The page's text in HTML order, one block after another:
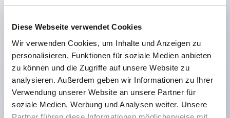
Diese Webseite verwendet Cookies
Wir verwenden Cookies, um Inhalte und Anzeigen zu
personalisieren, Funktionen für soziale Medien anbieten
zu können und die Zugriffe auf unsere Website zu
analysieren. Außerdem geben wir Informationen zu Ihrer
Verwendung unserer Website an unsere Partner für
soziale Medien, Werbung und Analysen weiter. Unsere
Schutzart IP20 bieten.
LED-Lampen für Hochspannungstypen sind jetzt
verfügbar, und die Nennbetriebsspannung des
Direkttyps kann bis zu 240 V betragen.
LED-Lampe (LSRD-Lampe), die mit nur einer
Lampe sechs Farben darstellen kann. Bisher waren